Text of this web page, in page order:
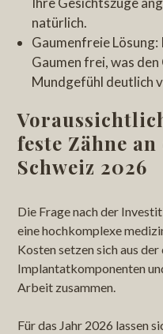
natürlich.
Gaumenfreie
Gaumen frei, was
Mundgefühl deutlich
feste Zähne
Schweiz 2026
Die Frage nach der
eine hochkomplexe
Kosten setzen sich aus
Implantatkomponenten
Arbeit zusammen.
Für das Jahr 2026 lassen